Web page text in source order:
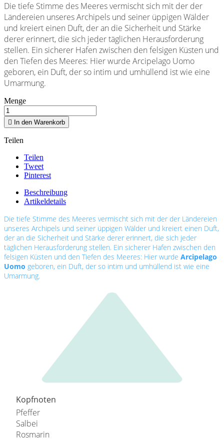
Die tiefe Stimme des Meeres vermischt sich mit der der
Ländereien unseres Archipels und seiner üppigen Wälder
und kreiert einen Duft, der an die Sicherheit und Stärke
derer erinnert, die sich jeder täglichen Herausforderung
stellen. Ein sicherer Hafen zwischen den felsigen Küsten und
den Tiefen des Meeres: Hier wurde Arcipelago Uomo
geboren, ein Duft, der so intim und umhüllend ist wie eine
Umarmung.
Menge
 In den Warenkorb
Teilen
Teilen
Tweet
Pinterest
Beschreibung
Artikeldetails
Die tiefe Stimme des Meeres vermischt sich mit der der Ländereien
unseres Archipels und seiner üppigen Wälder und kreiert einen Duft,
der an die Sicherheit und Stärke derer erinnert, die sich jeder
täglichen Herausforderung stellen. Ein sicherer Hafen zwischen den
felsigen Küsten und den Tiefen des Meeres: Hier wurde Arcipelago
Uomo geboren, ein Duft, der so intim und umhüllend ist wie eine
Umarmung.
Kopfnoten
Pfeffer
Salbei
Rosmarin